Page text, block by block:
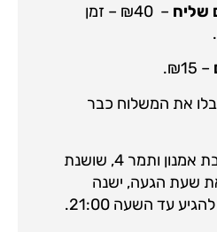
שליח
– ₪40 – זמן
– ₪15.
את המשלוח כבר
– בכתובת אמנון ותמר 4, שושנת
שעת הגעה, ישנה
עד השעה 21:00.